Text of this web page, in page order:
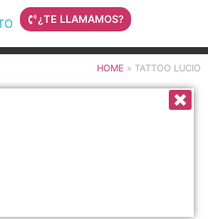
¿TE LLAMAMOS?
HOME » TATTOO LUCIO